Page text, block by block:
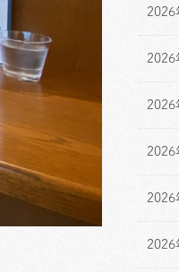
2026
2026
2026
2026
2026
2026